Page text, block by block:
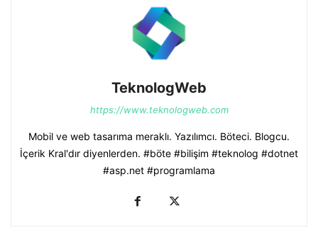
TeknologWeb
https://www.teknologweb.com
Mobil ve web tasarıma meraklı. Yazılımcı. Böteci. Blogcu.
İçerik Kral'dır diyenlerden. #böte #bilişim #teknolog #dotnet
#asp.net #programlama